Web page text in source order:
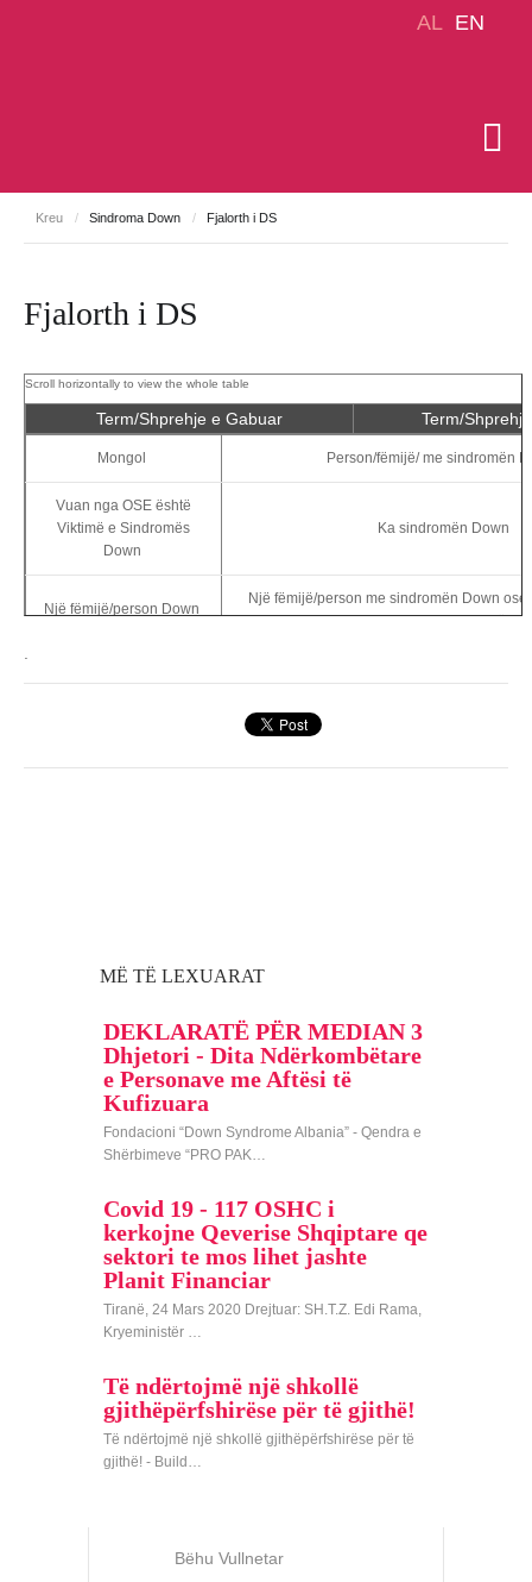
Kreu / Sindroma Down / Fjalorth i DS
Fjalorth i DS
Term/Shprehje e Gabuar Term/
Mongol Person/fëmijë/ me sindromën
Vuan nga OSE është
Viktimë e Sindromës
Down
Ka sindromën Down
Një fëmijë/person Down
Një fëmijë/person me sindromën Down
Down/ i lindur me sindromën
Çrregullim gjenetik (sqarim: dikush qe ka
MË TË LEXUARAT
DEKLARATË PËR MEDIAN 3
Dhjetori - Dita Ndërkombëtare
e Personave me Aftësi të
Kufizuara
Fondacioni “Down Syndrome Albania” - Qendra e
Shërbimeve “PRO PAK…
Covid 19 - 117 OSHC i
kerkojne Qeverise Shqiptare qe
sektori te mos lihet jashte
Planit Financiar
Tiranë, 24 Mars 2020 Drejtuar: SH.T.Z. Edi Rama,
Kryeministër …
Të ndërtojmë një shkollë
gjithëpërfshirëse për të gjithë!
Të ndërtojmë një shkollë gjithëpërfshirëse për të
gjithë! - Build…
Bëhu Vullnetar
AL EN